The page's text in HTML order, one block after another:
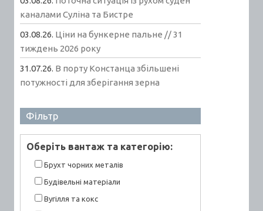
каналами Суліна та Бистре
03.08.26. Ціни на бункерне пальне // 31
тиждень 2026 року
31.07.26. В порту Констанца збільшені
потужності для зберігання зерна
Фільтр
Оберiть вантаж та категорiю:
Брухт чорних металів
Будівельні матеріали
Вугілля та кокс